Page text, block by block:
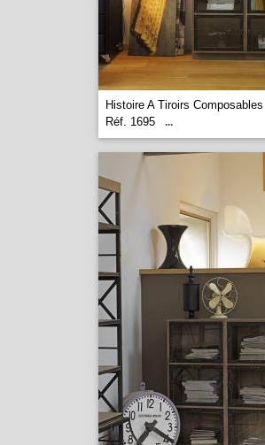
Histoire A Tiroirs
Réf. 1695
...